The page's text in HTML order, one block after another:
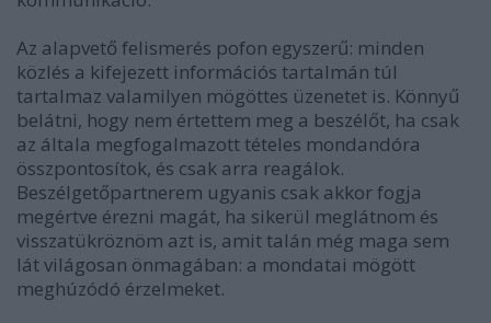
Az alapvető felismerés pofon egyszerű: minden
közlés a kifejezett információs tartalmán túl
tartalmaz valamilyen mögöttes üzenetet is. Könnyű
belátni, hogy nem értettem meg a beszélőt, ha csak
az általa megfogalmazott tételes mondandóra
összpontosítok, és csak arra reagálok.
Beszélgetőpartnerem ugyanis csak akkor fogja
megértve érezni magát, ha sikerül meglátnom és
visszatükröznöm azt is, amit talán még maga sem
lát világosan önmagában: a mondatai mögött
meghúzódó érzelmeket.